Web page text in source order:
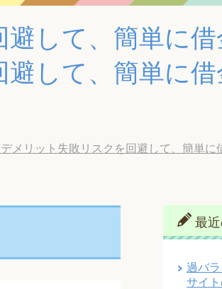
して、簡単に
して、簡単に
メリット失敗リスクを回避して、簡単に
最
過バ
サイ